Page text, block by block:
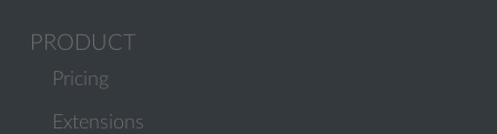
PRODUCT
Pricing
Extensions